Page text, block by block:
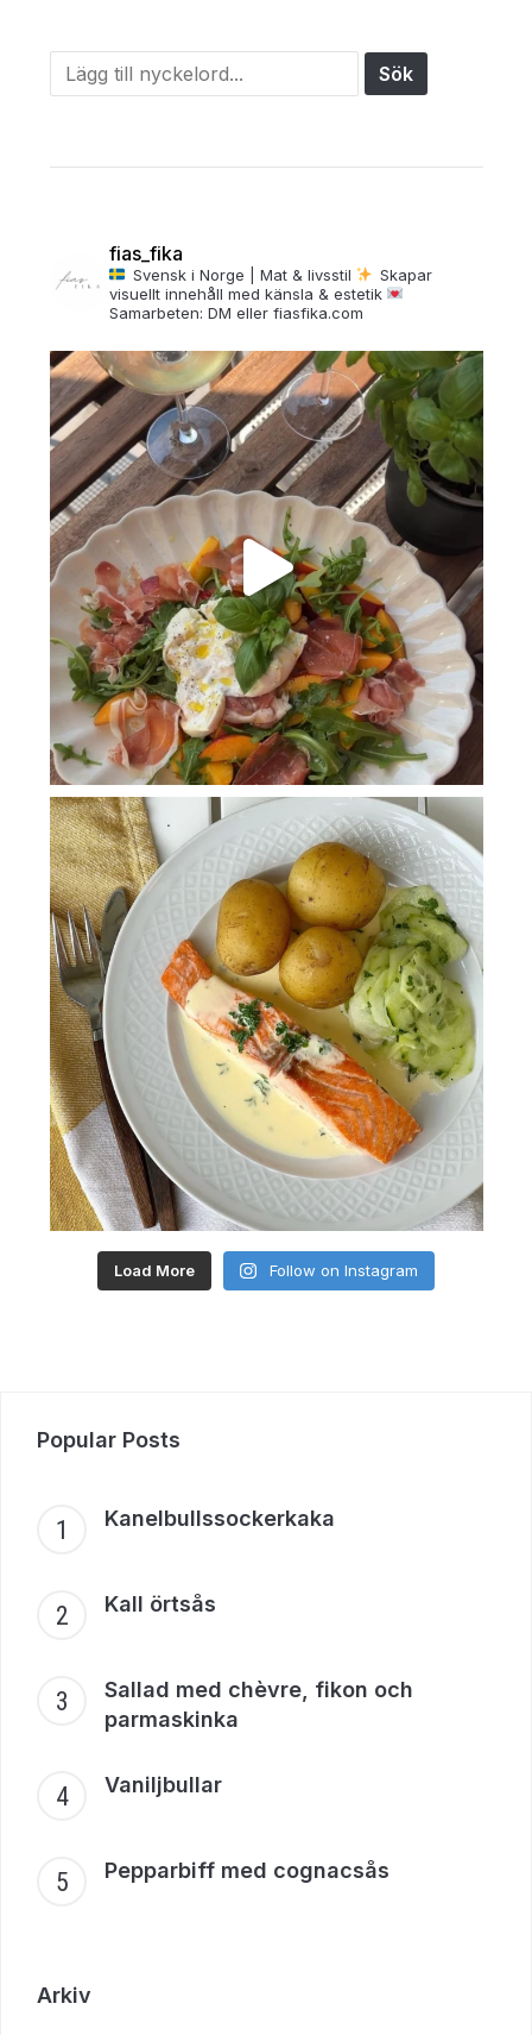
fias_fika
Svensk i Norge | Mat & livsstil
Skapar
visuellt innehåll med känsla & estetik
Samarbeten: DM eller fiasfika.com
Load More Follow on Instagram
Popular Posts
Kanelbullssockerkaka
Kall örtsås
Sallad med chèvre, fikon och
parmaskinka
Vaniljbullar
Pepparbiff med cognacsås
Arkiv